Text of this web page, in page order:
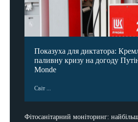
Показуха для диктатора:
паливну кризу на догоду
Monde
Світ ...
Фітосанітарний моніторинг: